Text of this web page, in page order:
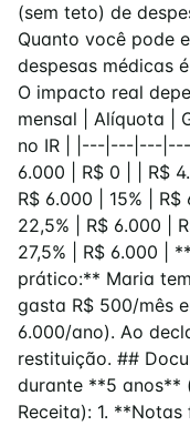
(sem teto) de
Quanto você pode
despesas médicas
O impacto real
mensal | Alíquota |
no IR | |---|---|---|---
6.000 | R$ 0 | | R$
R$ 6.000 | 15% | R$
22,5% | R$ 6.000 |
27,5% | R$ 6.000 |
prático:** Maria
gasta R$ 500/mês
6.000/ano). Ao
restituição. ##
durante **5 anos**
Receita): 1.